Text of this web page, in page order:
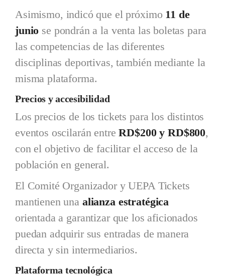
Asimismo, indicó que el próximo 11 de
junio se pondrán a la venta las boletas para
las competencias de las diferentes
disciplinas deportivas, también mediante la
misma plataforma.
Precios y accesibilidad
Los precios de los tickets para los distintos
eventos oscilarán entreRD$200 y RD$800,
con el objetivo de facilitar el acceso de la
población en general.
El Comité Organizador y UEPA Tickets
mantienen una alianza estratégica
orientada a garantizar que los aficionados
puedan adquirir sus entradas de manera
directa y sin intermediarios.
Plataforma tecnológica